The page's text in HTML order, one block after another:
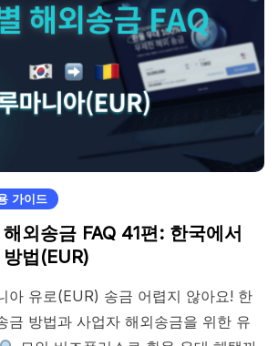
가이드
외송금 FAQ 41편: 한국에서
법(EUR)
아 유로(EUR) 송금 어렵지 않아요! 한
금 방법과 사업자 해외송금을 위한 유